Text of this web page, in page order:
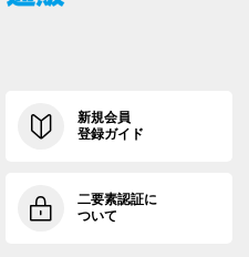
新規会員
登録ガイド
二要素認証に
ついて